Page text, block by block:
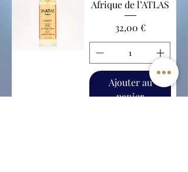
Afrique de l’ATLAS
Prix
32,00 €
Ajouter au
panier